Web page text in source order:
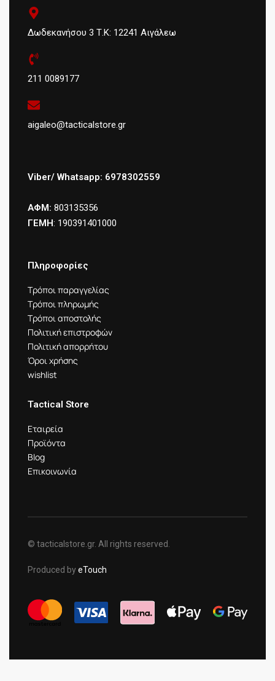
Δωδεκανήσου 3 Τ.Κ: 12241 Αιγάλεω
211 0089177
aigaleo@tacticalstore.gr
Viber/ Whatsapp: 6978302559
ΑΦΜ: 803135356
ΓΕΜΗ: 190391401000
Πληροφορίες
Τρόποι παραγγελίας
Τρόποι πληρωμής
Τρόποι αποστολής
Πολιτική επιστροφών
Πολιτική απορρήτου
Όροι χρήσης
wishlist
Tactical Store
Εταιρεία
Προϊόντα
Blog
Επικοινωνία
© tacticalstore.gr. All rights reserved.
Produced byeTouch